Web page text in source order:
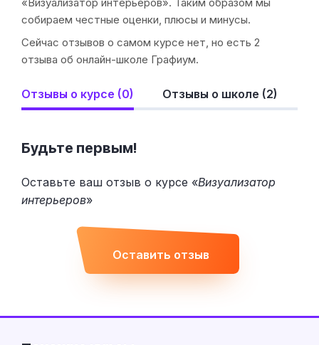
«Визуализатор интерьеров». Таким образом мы
собираем честные оценки, плюсы и минусы.
Сейчас отзывов о самом курсе нет, но есть 2
отзыва об онлайн-школе Графиум.
Отзывы о курсе (0) Отзывы о школе (2)
Будьте первым!
Оставьте ваш отзыв о курсе «Визуализатор
интерьеров»
Оставить отзыв